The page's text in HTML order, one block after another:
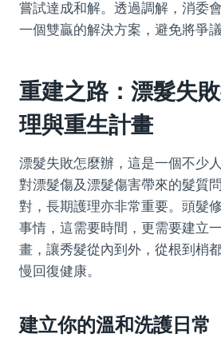
嘗試達成和解。透過調解，消委
一個雙贏的解決方案，避免將爭
重建之路：漂髮失
理與重生計畫
漂髮失敗怎麼辦，這是一個不少
對漂髮傷及漂髮傷害帶來的髮質
對，長期護理亦非常重要。頭髮
事情，這需要時間，更需要建立
畫，讓秀髮從內到外，從根到梢
慢回復健康。
建立你的溫和洗護日常